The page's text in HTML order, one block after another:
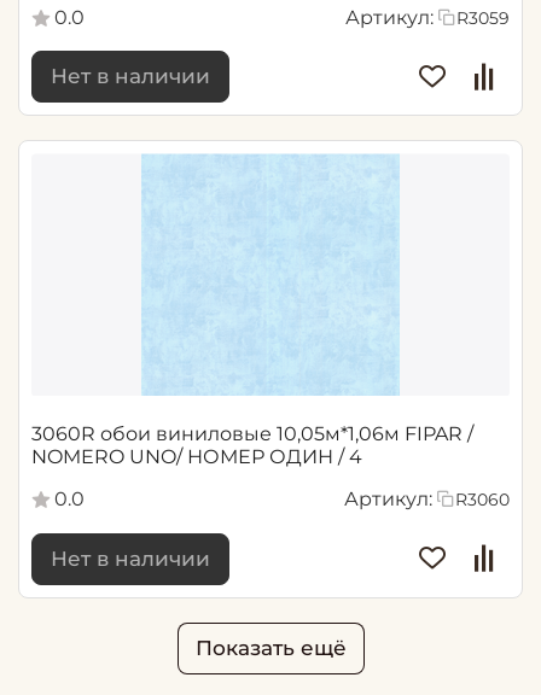
0.0
Артикул: R3059
Нет в наличии
3060R обои виниловые 10,05м*1,06м FIPAR /
NOMERO UNO/ НОМЕР ОДИН / 4
0.0
Артикул: R3060
Нет в наличии
Показать ещё